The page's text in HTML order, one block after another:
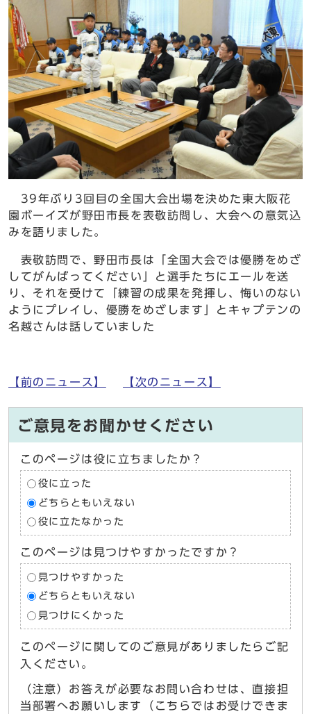
39年ぶり3回目の全国大会出場を決めた東大阪花
園ボーイズが野田市長を表敬訪問し、大会への意気込
みを語りました。
表敬訪問で、野田市長は「全国大会では優勝をめざ
してがんばってください」と選手たちにエールを送
り、それを受けて「練習の成果を発揮し、悔いのない
ようにプレイし、優勝をめざします」とキャプテンの
名越さんは話していました
【前のニュース】 【次のニュース】
ご意見をお聞かせください
このページは役に立ちましたか？
役に立った
どちらともいえない
役に立たなかった
このページは見つけやすかったですか？
見つけやすかった
どちらともいえない
見つけにくかった
このページに関してのご意見がありましたらご記
入ください。
（注意）お答えが必要なお問い合わせは、直接担
当部署へお願いします（こちらではお受けできま